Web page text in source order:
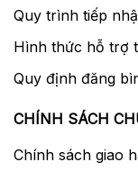
Quy trình tiếp
Hình thức hỗ trợ
Quy định đăng
CHÍNH SÁCH
Chính sách giao